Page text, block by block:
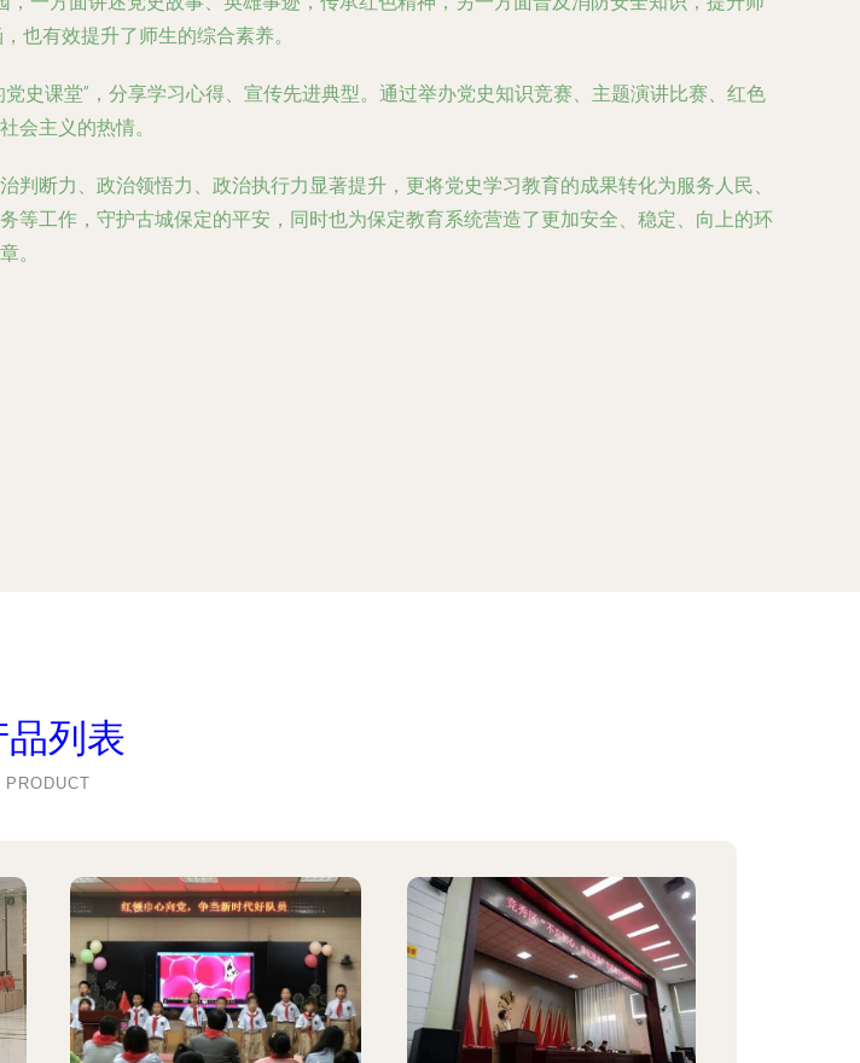
也有效提升了师生的综合素养。
史课堂”，分享学习心得、宣传先进典型。通过举办党史知识竞赛、主题演讲比赛、红色
会主义的热情。
断力、政治领悟力、政治执行力显著提升，更将党史学习教育的成果转化为服务人民、
工作，守护古城保定的平安，同时也为保定教育系统营造了更加安全、稳定、向上的环
。
品列表
PRODUCT